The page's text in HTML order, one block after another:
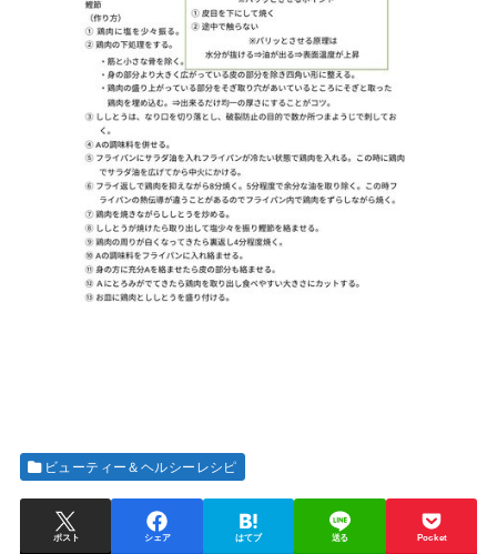
ビューティー＆ヘルシーレシピ
ポスト シェア はてブ 送る Pocket